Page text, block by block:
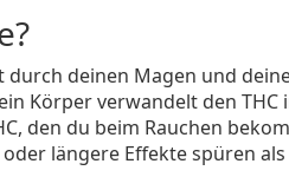
durch deinen Magen und
Körper verwandelt den
den du beim Rauchen
längere Effekte spüren